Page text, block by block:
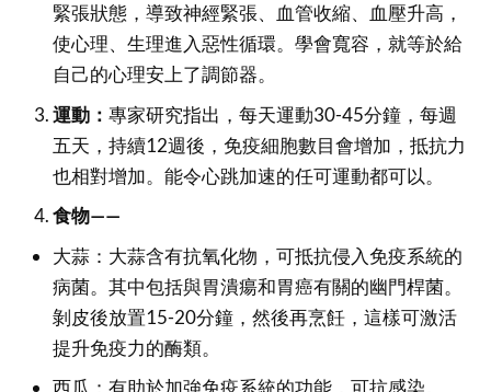
緊張狀態，導致神經緊張、血管收縮、血壓升高，
使心理、生理進入惡性循環。學會寬容，就等於給
自己的心理安上了調節器。
運動： 專家研究指出，每天運動30-45分鐘，每週
五天，持續12週後，免疫細胞數目會增加，抵抗力
也相對增加。能令心跳加速的任可運動都可以。
食物——
大蒜：大蒜含有抗氧化物，可抵抗侵入免疫系統的
病菌。其中包括與胃潰瘍和胃癌有關的幽門桿菌。
剝皮後放置15-20分鐘，然後再烹飪，這樣可激活
提升免疫力的酶類。
西瓜：有助於加強免疫系統的功能，可抗感染。